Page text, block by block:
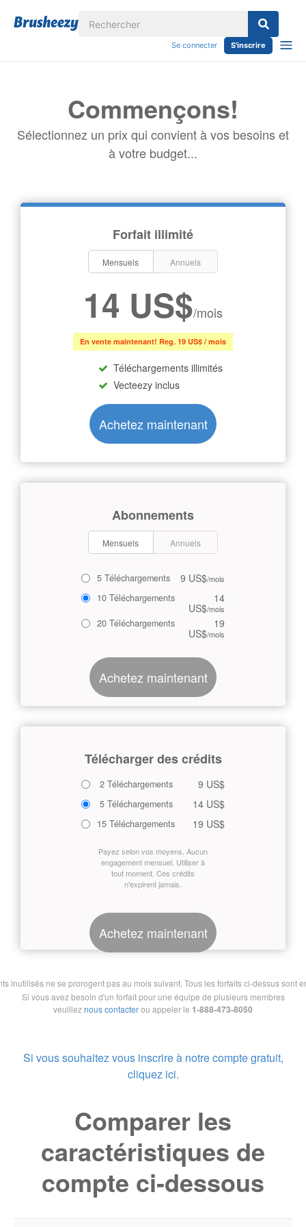
Se connecter S'inscrire
Commençons!
Sélectionnez un prix qui convient à vos besoins et
à votre budget...
Forfait illimité
Mensuels Annuels
14 US$/mois
En vente maintenant! Reg. 19 US$ / mois
Téléchargements illimités
Vecteezy inclus
Achetez maintenant
Abonnements
Mensuels Annuels
5 Téléchargements 9 US$/mois
10 Téléchargements 14
US$/mois
20 Téléchargements 19
US$/mois
Achetez maintenant
Télécharger des crédits
2 Téléchargements 9 US$
5 Téléchargements 14 US$
15 Téléchargements 19 US$
Payez selon vos moyens. Aucun
engagement mensuel. Utiliser à
tout moment. Ces crédits
n'expirent jamais.
Achetez maintenant
inutilisés ne se prorogent pas au mois suivant. Tous les forfaits ci-dessus sont
Si vous avez besoin d'un forfait pour une équipe de plusieurs membres
veuilleznous contacterou appeler le 1-888-473-8050
Si vous souhaitez vous inscrire à notre compte gratuit,
cliquez ici.
Comparer les
caractéristiques de
compte ci-dessous